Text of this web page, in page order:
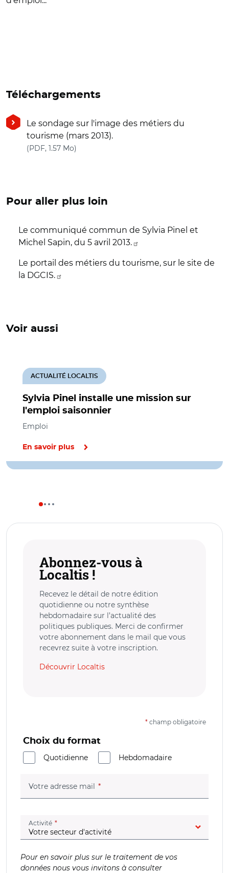
Téléchargements
Le sondage sur l'image des métiers du
tourisme (mars 2013).
(PDF, 1.57 Mo)
Pour aller plus loin
Le communiqué commun de Sylvia Pinel et
Michel Sapin, du 5 avril 2013.
Le portail des métiers du tourisme, sur le site de
la DGCIS.
Voir aussi
Sylvia Pinel installe une mission sur
l'emploi saisonnier
ACTUALITÉ LOCALTIS
Emploi
En savoir plus
Abonnez-vous à
Localtis !
Recevez le détail de notre édition
quotidienne ou notre synthèse
hebdomadaire sur l’actualité des
politiques publiques. Merci de confirmer
votre abonnement dans le mail que vous
recevrez suite à votre inscription.
Découvrir Localtis
* champ obligatoire
Choix du format
Quotidienne
Hebdomadaire
Votre adresse mail (champ obligatoire)
Activité (champ obligatoire)
Pour en savoir plus sur le traitement de vos
données nous vous invitons à consulter